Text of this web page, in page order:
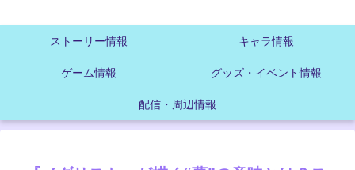
ストーリー情報 キャラ情報
ゲーム情報 グッズ・イベント情報
配信・周辺情報